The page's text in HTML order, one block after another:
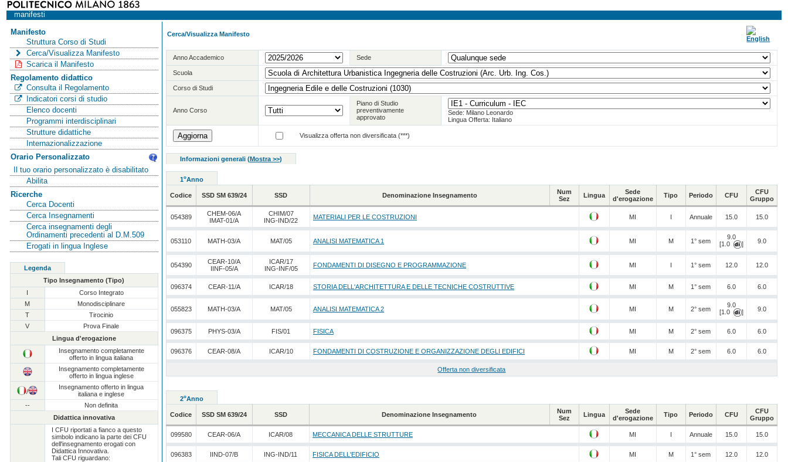
manifesti
Manifesto
Struttura Corso di Studi
Cerca/Visualizza Manifesto
Scarica il Manifesto
Regolamento didattico
Consulta il Regolamento
Indicatori corsi di studio
Elenco docenti
Programmi interdisciplinari
Strutture didattiche
Internazionalizzazione
Orario Personalizzato
Il tuo orario personalizzato è disabilitato
Abilita
Ricerche
Cerca Docenti
Cerca Insegnamenti
Cerca insegnamenti degli
Ordinamenti precedenti al D.M.509
Erogati in lingua Inglese
Legenda
Tipo Insegnamento (Tipo)
I
Corso Integrato
M
Monodisciplinare
T
Tirocinio
V
Prova Finale
Lingua d'erogazione
Insegnamento completamente
offerto in lingua italiana
Insegnamento completamente
offerto in lingua inglese
/
Insegnamento offerto in lingua
italiana e inglese
--
Non definita
Didattica innovativa
I CFU riportati a fianco a questo
simbolo indicano la parte dei CFU
dell'insegnamento erogati con
Didattica Innovativa.
Tali CFU riguardano:
Cerca/Visualizza Manifesto
Anno Accademico Sede
Scuola
Corso di Studi
Anno Corso
Piano di Studio
preventivamente
approvato
Sede: Milano Leonardo
Lingua Offerta: Italiano
Visualizza offerta non diversificata (***)
Informazioni generali (Mostra >>)
1oAnno
Codice SSD SM 639/24 SSD Denominazione Insegnamento
Num
Sez
Lingua
Sede
d'erogazione
Tipo Periodo CFU
CFU
Gruppo
054389
CHEM-06/A
IMAT-01/A
CHIM/07
ING-IND/22
MATERIALI PER LE COSTRUZIONI MI I Annuale 15.0 15.0
053110 MATH-03/A MAT/05 ANALISI MATEMATICA 1 MI M 1° sem
9.0
[1.0
] 9.0
054390
CEAR-10/A
IINF-05/A
ICAR/17
ING-INF/05
FONDAMENTI DI DISEGNO E PROGRAMMAZIONE MI I 1° sem 12.0 12.0
096374 CEAR-11/A ICAR/18 STORIA DELL'ARCHITETTURA E DELLE TECNICHE COSTRUTTIVE MI M 1° sem 6.0 6.0
055823 MATH-03/A MAT/05 ANALISI MATEMATICA 2 MI M 2° sem
9.0
[1.0
] 9.0
096375 PHYS-03/A FIS/01 FISICA MI M 2° sem 6.0 6.0
096376 CEAR-08/A ICAR/10 FONDAMENTI DI COSTRUZIONE E ORGANIZZAZIONE DEGLI EDIFICI MI M 2° sem 6.0 6.0
Offerta non diversificata
2oAnno
Codice SSD SM 639/24 SSD Denominazione Insegnamento
Num
Sez
Lingua
Sede
d'erogazione
Tipo Periodo CFU
CFU
Gruppo
099580 CEAR-06/A ICAR/08 MECCANICA DELLE STRUTTURE MI I Annuale 15.0 15.0
096383 IIND-07/B ING-IND/11 FISICA DELL'EDIFICIO MI M 1° sem 12.0 12.0